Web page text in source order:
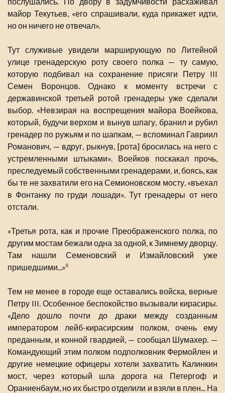
майор Текутьев, «его спрашивали, куда прикажет идти,
но он ничего не отвечал».
Тут служивые увидели марширующую по Литейной
улице гренадерскую роту своего полка — ту самую,
которую подбивал на сохранение присяги Петру III
Семен Воронцов. Однако к моменту встречи с
державинской третьей ротой гренадеры уже сделали
выбор. «Невзирая на воспрещения майора Воейкова,
который, будучи верхом и вынув шпагу, бранил и рубил
гренадер по ружьям и по шапкам, — вспоминал Гавриил
Романович, — вдруг, рыкнув, [рота] бросилась на него с
устремленными штыками». Воейков поскакал прочь,
преследуемый собственными гренадерами, и, боясь, как
бы те не захватили его на Семионовском мосту, «въехал
в Фонтанку по груди лошади». Тут гренадеры от него
отстали.
«Третья рота, как и прочие Преображенского полка, по
другим мостам бежали одна за одной, к Зимнему дворцу.
Там нашли Семеновский и Измайловский уже
пришедшими...»8
Тем не менее в городе еще оставались войска, верные
Петру III. Особенное беспокойство вызывали кирасиры.
«Дело дошло почти до драки между созданным
императором лейб-кирасирским полком, очень ему
преданным, и конной гвардией, — сообщал Шумахер. —
Командующий этим полком подполковник Фермойлен и
другие немецкие офицеры хотели захватить Калинкин
мост, через который шла дорога на Петергоф и
Ораниенбаум, но их быстро отделили и взяли в плен... На